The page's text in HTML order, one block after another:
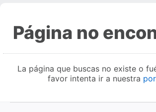
Página no
La página que buscas no existe o
favor intenta ir a nuestra